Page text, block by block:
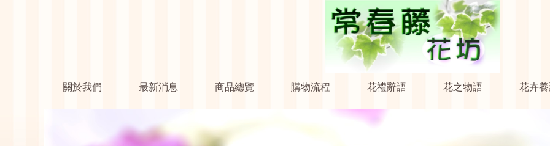
關於我們 最新消息 商品總覽 購物流程 花禮辭語 花之物語 花卉